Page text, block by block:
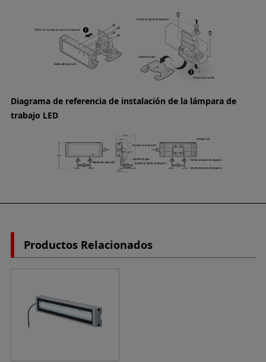
Diagrama de referencia de instalación de la lámpara de
trabajo LED
Productos Relacionados